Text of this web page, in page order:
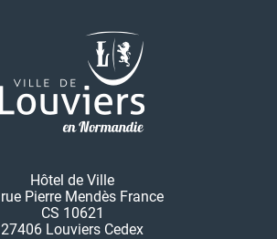
Hôtel de Ville
Pierre Mendès France
CS 10621
27406 Louviers Cedex